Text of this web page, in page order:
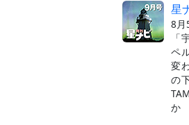
星
8月
「
ペ
変
の
か